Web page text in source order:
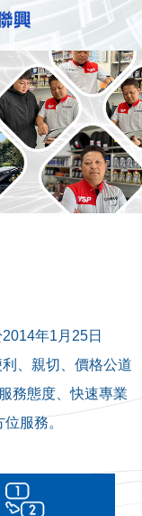
年1月25日
、親切、價格公道
務態度、快速專業
服務。